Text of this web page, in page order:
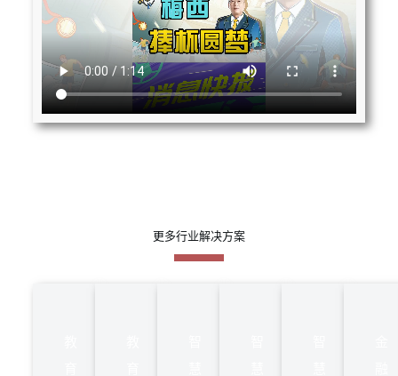
更多行业解决方案